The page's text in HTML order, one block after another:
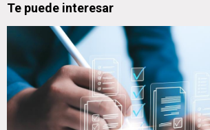
Te puede interesar